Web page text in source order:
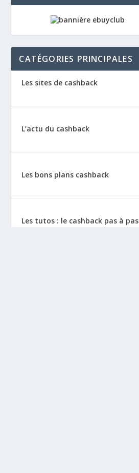
CATÉGORIES PRINCIPALES
Les sites de cashback
L’actu du cashback
Les bons plans cashback
Les tutos : le cashback pas à pas